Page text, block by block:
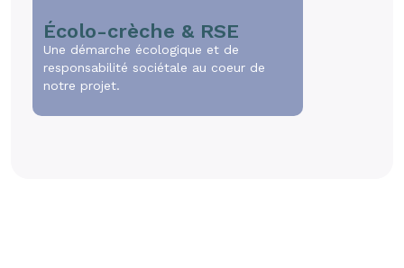
Écolo-crèche & RSE
Une démarche écologique et de
responsabilité sociétale au coeur de
notre projet.